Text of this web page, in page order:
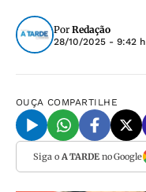
Por Redação
28/10/2025 - 9:42 h
OUÇA COMPARTILHE
Siga o A TARDEno Google